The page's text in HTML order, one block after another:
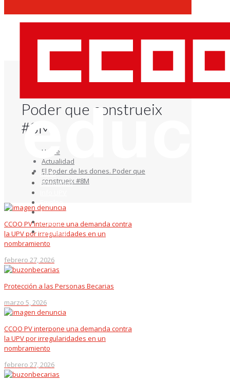
Inicio
Actualidad
Guías e Infografías
Afíliate
Contacto
Poder que construeix
#8M
Home
Actualidad
El Poder de les dones. Poder que
construeix #8M
CCOO PV interpone una demanda contra
la UPV por irregularidades en un
nombramiento
febrero 27, 2026
Protección a las Personas Becarias
marzo 5, 2026
CCOO PV interpone una demanda contra
la UPV por irregularidades en un
nombramiento
febrero 27, 2026